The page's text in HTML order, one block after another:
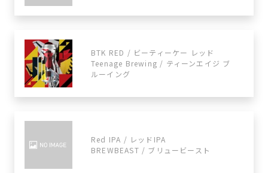
BTK RED / ビーティーケー レッド
Teenage Brewing / ティーンエイジ ブ
ルーイング
Red IPA / レッドIPA
BREWBEAST / ブリュービースト